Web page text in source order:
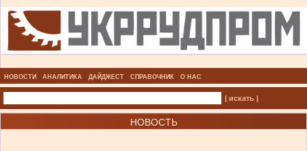
НОВОСТИ АНАЛИТИКА ДАЙДЖЕСТ СПРАВОЧНИК О НАС
| искать |
НОВОСТЬ